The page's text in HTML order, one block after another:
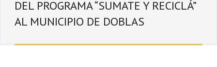
DEL PROGRAMA “SUMATE Y RECICLÁ”
AL MUNICIPIO DE DOBLAS